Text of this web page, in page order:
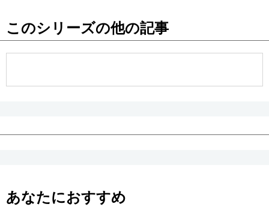
お知らせ
公式SNS
このシリーズの他の記事
あなたにおすすめ